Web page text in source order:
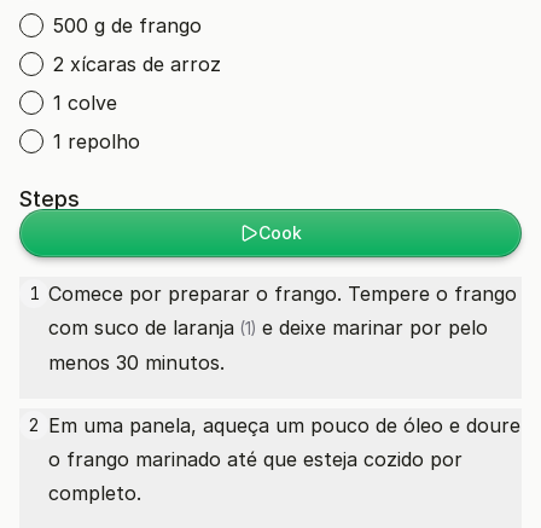
500 g de frango
2 xícaras de arroz
1 colve
1 repolho
Steps
Cook
1 Comece por preparar o frango. Tempere o frango
com suco de laranja (1) e deixe marinar por pelo
menos 30 minutos.
2 Em uma panela, aqueça um pouco de óleo e doure
o frango marinado até que esteja cozido por
completo.